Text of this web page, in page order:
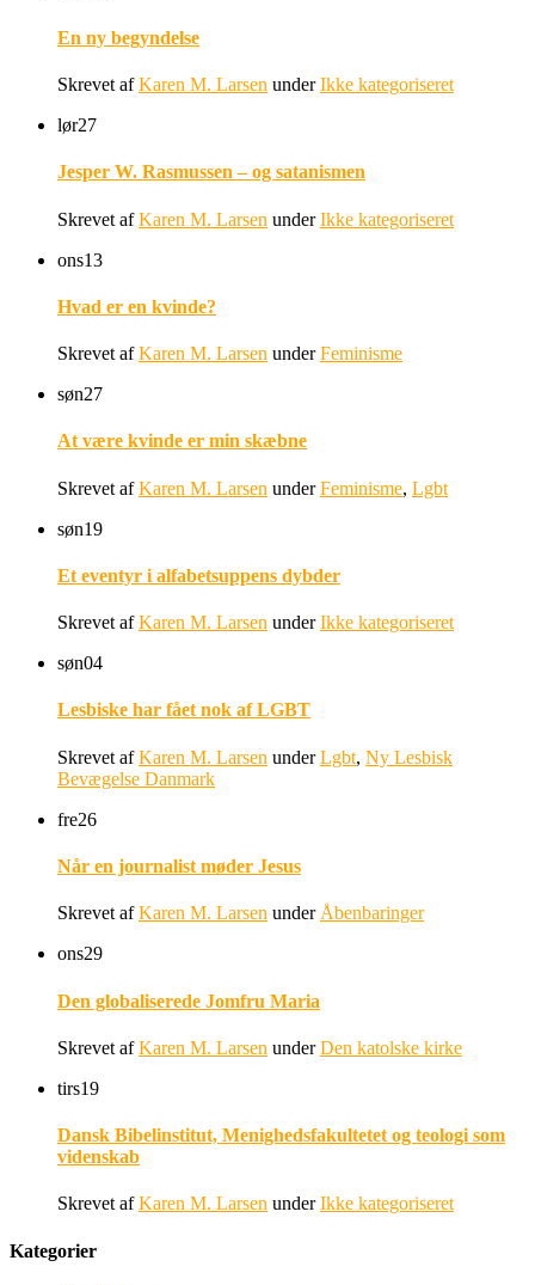
En ny begyndelse
Skrevet afKaren M. Larsen underIkke kategoriseret
lør27
Jesper W. Rasmussen – og satanismen
Skrevet afKaren M. Larsen underIkke kategoriseret
ons13
Hvad er en kvinde?
Skrevet afKaren M. Larsen underFeminisme
søn27
At være kvinde er min skæbne
Skrevet afKaren M. Larsen underFeminisme, Lgbt
søn19
Et eventyr i alfabetsuppens dybder
Skrevet afKaren M. Larsen underIkke kategoriseret
søn04
Lesbiske har fået nok af LGBT
Skrevet afKaren M. Larsen underLgbt, Ny Lesbisk
Bevægelse Danmark
fre26
Når en journalist møder Jesus
Skrevet afKaren M. Larsen under Åbenbaringer
ons29
Den globaliserede Jomfru Maria
Skrevet afKaren M. Larsen underDen katolske kirke
tirs19
Dansk Bibelinstitut, Menighedsfakultetet og teologi som
videnskab
Skrevet afKaren M. Larsen underIkke kategoriseret
Kategorier